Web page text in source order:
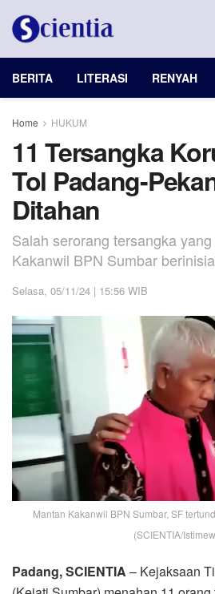
BERITA LITERASI RENYAH
Home HUKUM
11 Tersangka
Tol Padang-
Ditahan
Salah serorang tersangka
Kakanwil BPN Sumbar
Selasa, 05/11/24 | 15:56 WIB
Mantan Kakanwil BPN Sumbar, SF
(SCIENTIA/
Padang, SCIENTIA – Kejaksaan